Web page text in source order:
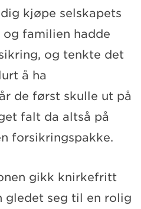
kjøpe selskapets
familien hadde
og tenkte det
å ha
de først skulle ut på
falt da altså på
forsikringspakke.
gikk knirkefritt
gledet seg til en rolig